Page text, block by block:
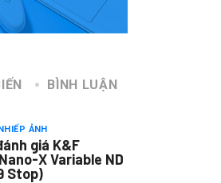
BÌNH LUẬN
ẢNH
giá K&F
X Variable ND
Stop)